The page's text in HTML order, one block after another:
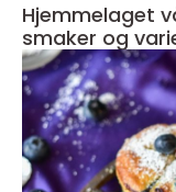
Hjemmelaget
smaker og